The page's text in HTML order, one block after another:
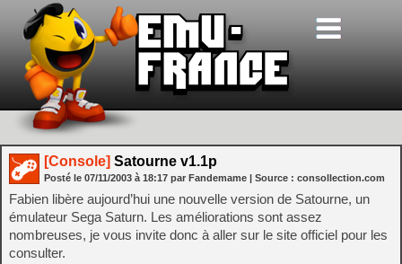
[Console] Satourne v1.1p
Posté le 07/11/2003 à 18:17 par Fandemame | Source : consollection.com
Fabien libère aujourd’hui une nouvelle version de Satourne, un
émulateur Sega Saturn. Les améliorations sont assez
nombreuses, je vous invite donc à aller sur le site officiel pour les
consulter.